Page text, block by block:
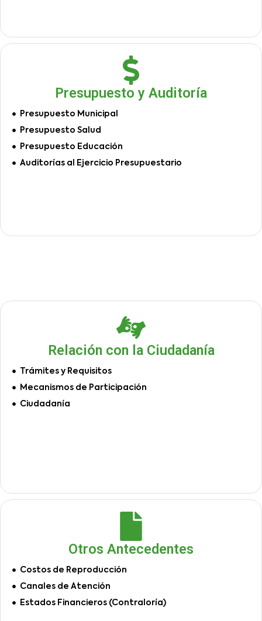
Presupuesto y Auditoría
Presupuesto Municipal
Presupuesto Salud
Presupuesto Educación
Auditorías al Ejercicio Presupuestario
Relación con la Ciudadanía
Trámites y Requisitos
Mecanismos de Participación
Ciudadanía
Otros Antecedentes
Costos de Reproducción
Canales de Atención
Estados Financieros (Contraloría)